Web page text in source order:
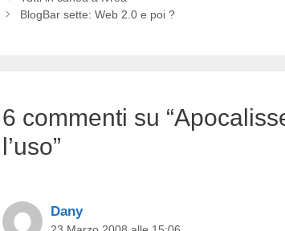
BlogBar sette: Web 2.0 e poi ?
6 commenti su
l’uso”
Dany